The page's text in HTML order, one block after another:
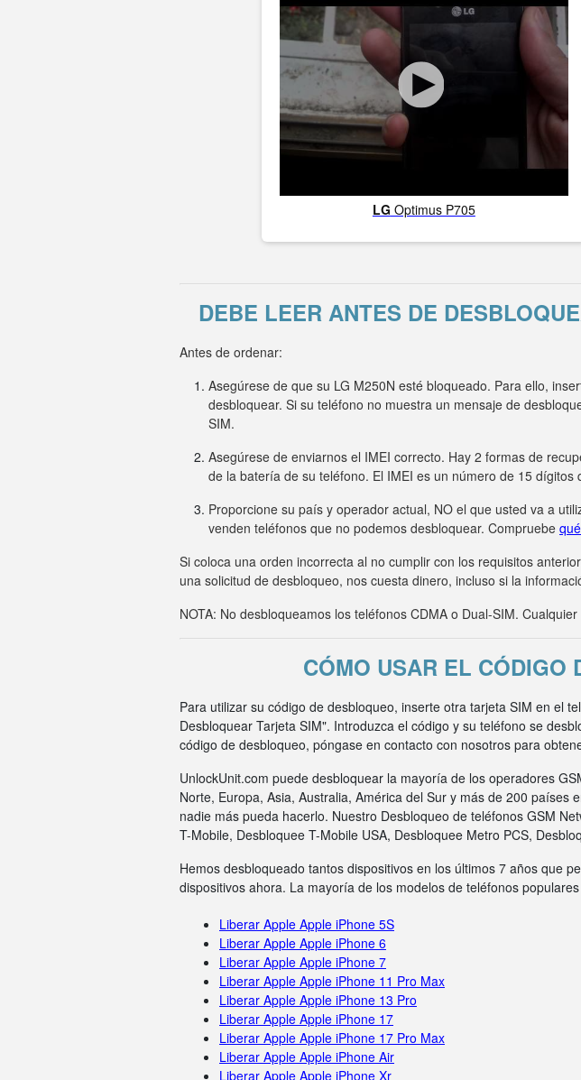
LG Optimus P705
DEBE LEER ANTES DE
Antes de ordenar:
Asegúrese de que su LG M250N esté bloqueado. Para ello,
desbloquear. Si su teléfono no muestra un mensaje de
SIM.
Asegúrese de enviarnos el IMEI correcto. Hay 2 formas de
de la batería de su teléfono. El IMEI es un número de 15 dígitos
Proporcione su país y operador actual, NO el que usted va a
venden teléfonos que no podemos desbloquear. Compruebe
Si coloca una orden incorrecta al no cumplir con los requisitos
una solicitud de desbloqueo, nos cuesta dinero, incluso si la
NOTA: No desbloqueamos los teléfonos CDMA o Dual-SIM.
CÓMO USAR EL CÓDIGO
Para utilizar su código de desbloqueo, inserte otra tarjeta SIM en el
Desbloquear Tarjeta SIM". Introduzca el código y su teléfono se
código de desbloqueo, póngase en contacto con nosotros para
UnlockUnit.com puede desbloquear la mayoría de los operadores
Norte, Europa, Asia, Australia, América del Sur y más de 200
nadie más pueda hacerlo. Nuestro Desbloqueo de teléfonos GSM
T-Mobile, Desbloquee T-Mobile USA, Desbloquee Metro PCS,
Hemos desbloqueado tantos dispositivos en los últimos 7 años que
dispositivos ahora. La mayoría de los modelos de teléfonos
Liberar Apple Apple iPhone 5S
Liberar Apple Apple iPhone 6
Liberar Apple Apple iPhone 7
Liberar Apple Apple iPhone 11 Pro Max
Liberar Apple Apple iPhone 13 Pro
Liberar Apple Apple iPhone 17
Liberar Apple Apple iPhone 17 Pro Max
Liberar Apple Apple iPhone Air
Liberar Apple Apple iPhone Xr